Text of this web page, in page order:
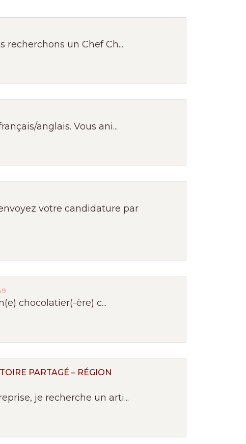
recherchons un Chef Ch...
anglais. Vous ani...
votre candidature par
chocolatier(-ère) c...
PARTAGÉ – RÉGION
je recherche un arti...